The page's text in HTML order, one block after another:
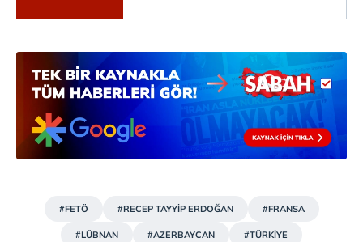
#FETÖ #RECEP TAYYİP ERDOĞAN #FRANSA
#LÜBNAN #AZERBAYCAN #TÜRKİYE